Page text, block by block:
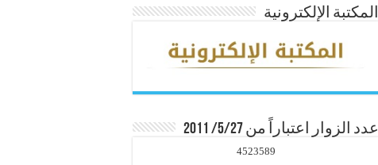
المكتبة الإلكترونية
عدد الزوار اعتباراً من 5/27/ 2011
4523589